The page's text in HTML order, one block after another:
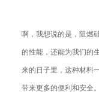
啊，我想说的是，阻燃
的性能，还能为我们的
来的日子里，这种材料
带来更多的便利和安全